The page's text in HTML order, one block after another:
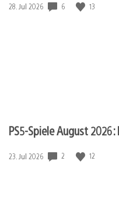
Veröffentlichungsdatum:
28. Jul 2026 6 13
PS5-Spiele August
Veröffentlichungsdatum:
23. Jul 2026 2 12